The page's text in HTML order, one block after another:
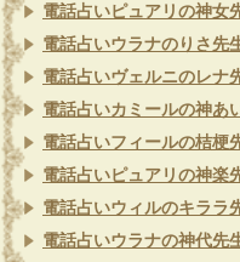
電話占いピュアリの神女
電話占いウラナのりさ先
電話占いヴェルニのレナ
電話占いカミールの神あ
電話占いフィールの桔梗
電話占いピュアリの神楽
電話占いウィルのキララ
電話占いウラナの神代先